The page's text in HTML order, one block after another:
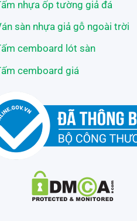
nhựa ốp tường giả đá
sàn nhựa giả gỗ ngoài trời
cemboard lót sàn
cemboard giá